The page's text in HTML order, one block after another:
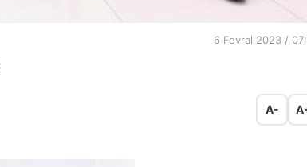
6 Fevral 2023 /
A-